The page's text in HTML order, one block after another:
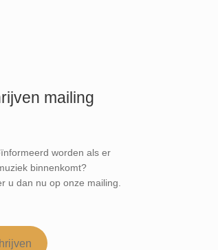
mailing
worden als er
binnenkomt?
u dan nu op onze mailing.